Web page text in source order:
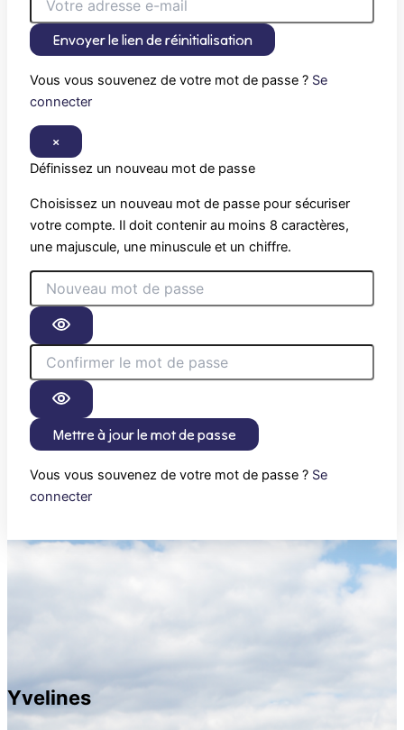
Envoyer le lien de réinitialisation
Vous vous souvenez de votre mot de passe ? Se
connecter
×
Définissez un nouveau mot de passe
Choisissez un nouveau mot de passe pour sécuriser
votre compte. Il doit contenir au moins 8 caractères,
une majuscule, une minuscule et un chiffre.
Mettre à jour le mot de passe
Vous vous souvenez de votre mot de passe ? Se
connecter
Yvelines